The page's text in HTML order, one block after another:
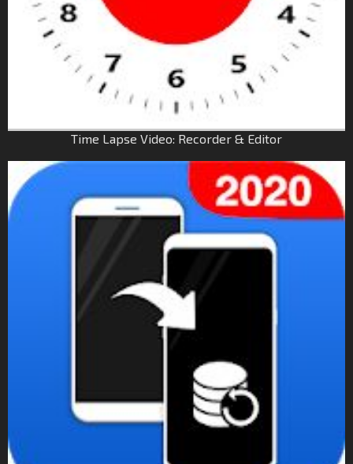
Time Lapse Video: Recorder & Editor